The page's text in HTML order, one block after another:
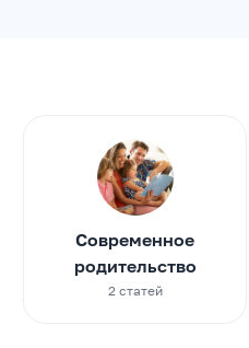
Современное
родительство
2 cтатей